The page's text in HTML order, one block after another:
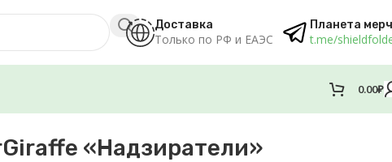
Доставка
Только по РФ и ЕАЭС
Планета
t.me/
0.00₽
«Надзиратели»